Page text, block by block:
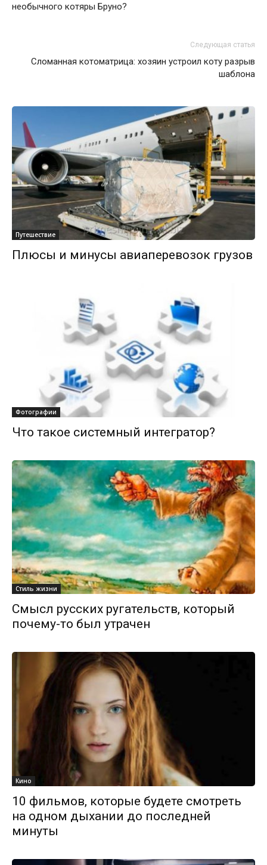
необычного котяры Бруно?
Следующая статья
Сломанная котоматрица: хозяин устроил коту разрыв
шаблона
Путешествие
Плюсы и минусы авиаперевозок грузов
Фотографии
Что такое системный интегратор?
Стиль жизни
Смысл русских ругательств, который
почему-то был утрачен
Кино
10 фильмов, которые будете смотреть
на одном дыхании до последней
минуты